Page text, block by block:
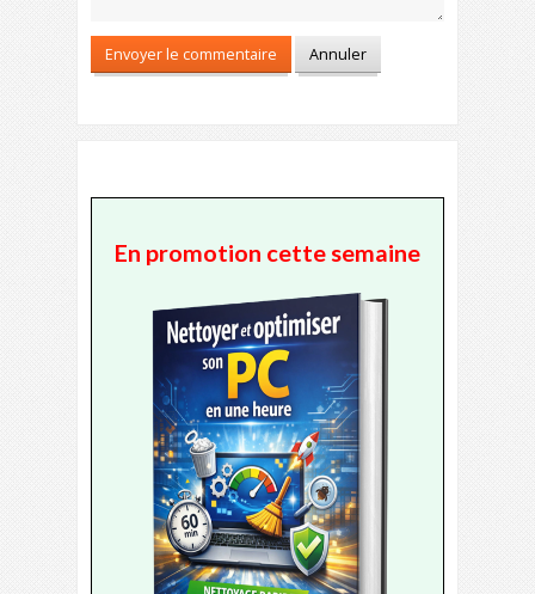
En promotion cette semaine